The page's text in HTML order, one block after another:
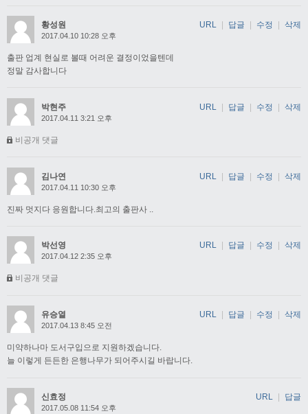
황성원
2017.04.10 10:28 오후
출판 업계 현실로 볼때 어려운 결정이었을텐데
정말 감사합니다
URL 답글 수정 삭제
박현주
2017.04.11 3:21 오후
비공개 댓글
URL | 답글 | 수정 | 삭제
김나연
2017.04.11 10:30 오후
진짜 멋지다 응원합니다.최고의 출판사 ..
URL | 답글 | 수정 | 삭제
박선영
2017.04.12 2:35 오후
비공개 댓글
URL 답글 수정 삭제
유승열
2017.04.13 8:45 오전
미약하나마 도서구입으로 지원하겠습니다.
늘 이렇게 든든한 은행나무가 되어주시길 바랍니다.
URL 답글 수정 삭제
신효정
2017.05.08 11:54 오후
URL 답글